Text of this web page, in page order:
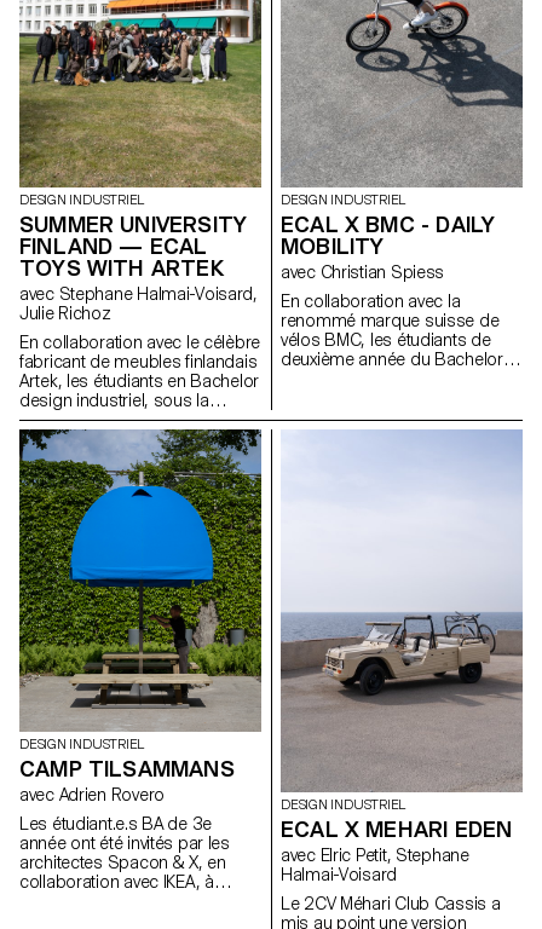
DESIGN INDUSTRIEL
SUMMER UNIVERSITY
FINLAND — ECAL
TOYS WITH ARTEK
avec Stephane Halmai-Voisard,
Julie Richoz
En collaboration avec le célèbre
fabricant de meubles finlandais
Artek, les étudiants en Bachelor
design industriel, sous la
direction de la designer Julie
Richoz, présentent une
collection d'objets ludiques
pour enfants fabriqués à partir
de pièces de qualité inférieure,
rejetés ou semi-finis. Fidèles à
l'esprit d'Artek et de ses
fondateurs, les produits
favorisent une fabrication
responsable et cherchent à
mettre en valeur les matériaux
naturels qui ont servi à produire
ces objets.
DESIGN INDUSTRIEL
ECAL X BMC - DAILY
MOBILITY
avec Christian Spiess
En collaboration avec la
renommé marque suisse de
vélos BMC, les étudiants de
deuxième année du Bachelor
Voisard, responsable du
DESIGN INDUSTRIEL
CAMP TILSAMMANS
avec Adrien Rovero
Les étudiant.e.s BA de 3e
année ont été invités par les
architectes Spacon & X, en
collaboration avec IKEA, à
DESIGN INDUSTRIEL
ECAL X MEHARI EDEN
avec Elric Petit, Stephane
Halmai-Voisard
Le 2CV Méhari Club Cassis a
mis au point une version